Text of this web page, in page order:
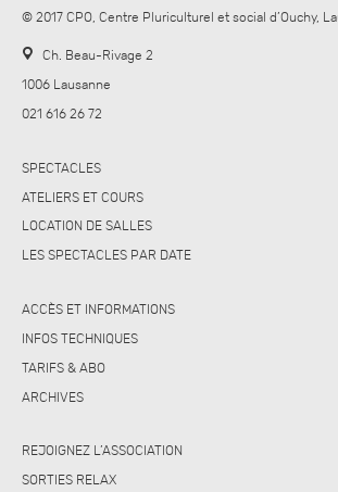
© 2017 CPO, Centre Pluriculturel et social d’Ouchy,
Ch. Beau-Rivage 2
1006 Lausanne
021 616 26 72
SPECTACLES
ATELIERS ET COURS
LOCATION DE SALLES
LES SPECTACLES PAR DATE
ACCÈS ET INFORMATIONS
INFOS TECHNIQUES
TARIFS & ABO
ARCHIVES
REJOIGNEZ L’ASSOCIATION
SORTIES RELAX